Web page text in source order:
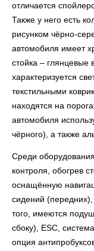
отличается
Также у него есть
рисунком чёрно-
автомобиля имеет
стойка – глянцевые
характеризуется
текстильными
находятся на
автомобиля
чёрного), а также
Среди
контроля, обогрев
оснащённую
сидений
того, имеются
сбоку), ESC,
опция